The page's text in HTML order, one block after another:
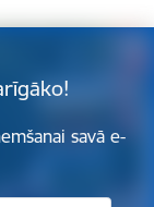
savā e-